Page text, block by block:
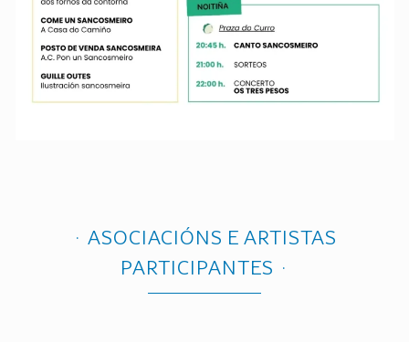
ASOCIACIÓNS E ARTISTAS
PARTICIPANTES